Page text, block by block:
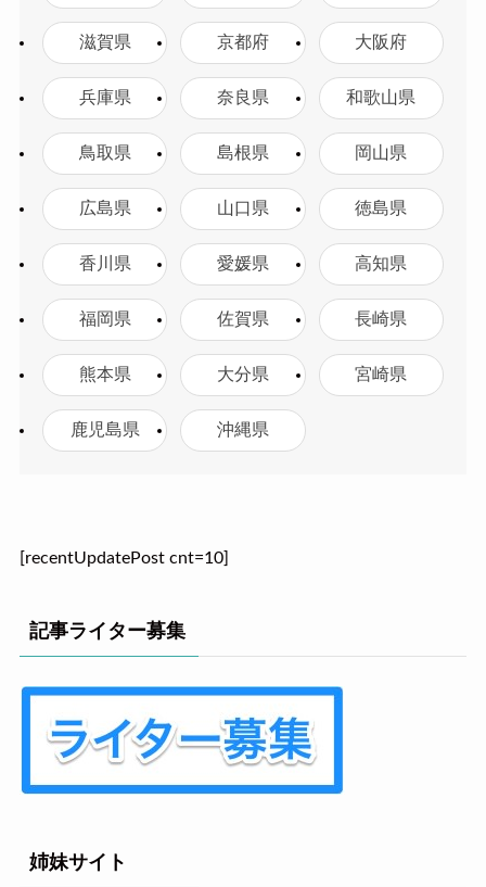
滋賀県 京都府 大阪府
兵庫県 奈良県 和歌山県
鳥取県 島根県 岡山県
広島県 山口県 徳島県
香川県 愛媛県 高知県
福岡県 佐賀県 長崎県
熊本県 大分県 宮崎県
鹿児島県 沖縄県
[recentUpdatePost cnt=10]
記事ライター募集
姉妹サイト